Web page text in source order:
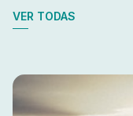
VER TODAS